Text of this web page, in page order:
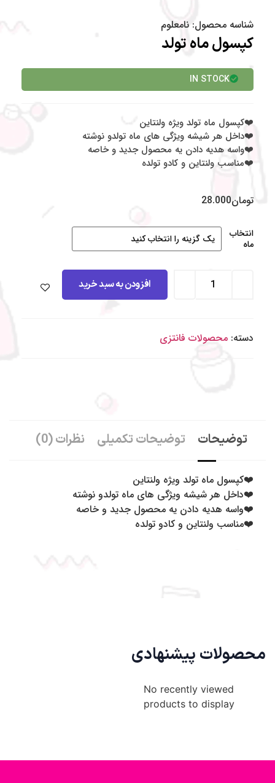
شناسه محصول: نامعلوم
کپسول ماه تولد
IN STOCK
❤️کپسول ماه تولد ویژه ولنتاین
❤️داخل هر شیشه ویژگی های ماه تولدو نوشته
❤️واسه هدیه دادن یه محصول جدید و خاصه
❤️مناسب ولنتاین و کادو تولده
تومان28.000
انتخاب
ماه
افزودن به سبد خرید
دسته: محصولات فانتزی
توضیحات توضیحات تکمیلی نظرات (0)
❤️کپسول ماه تولد ویژه ولنتاین
❤️داخل هر شیشه ویژگی های ماه تولدو نوشته
❤️واسه هدیه دادن یه محصول جدید و خاصه
❤️مناسب ولنتاین و کادو تولده
محصولات پیشنهادی
No recently viewed
products to display